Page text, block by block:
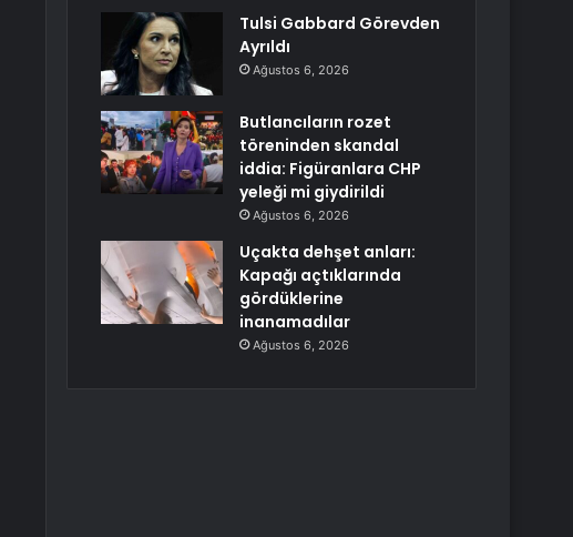
Tulsi Gabbard Görevden
Ayrıldı
Ağustos 6, 2026
Butlancıların rozet
töreninden skandal
iddia: Figüranlara CHP
yeleği mi giydirildi
Ağustos 6, 2026
Uçakta dehşet anları:
Kapağı açtıklarında
gördüklerine
inanamadılar
Ağustos 6, 2026